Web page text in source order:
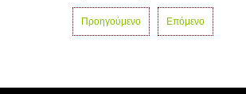
Προηγούμενο Επόμενο